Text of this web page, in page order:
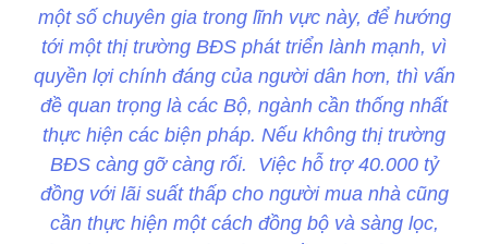
một số chuyên gia trong lĩnh vực này, để hướng
tới một thị trường BĐS phát triển lành mạnh, vì
quyền lợi chính đáng của người dân hơn, thì vấn
đề quan trọng là các Bộ, ngành cần thống nhất
thực hiện các biện pháp. Nếu không thị trường
BĐS càng gỡ càng rối. Việc hỗ trợ 40.000 tỷ
đồng với lãi suất thấp cho người mua nhà cũng
cần thực hiện một cách đồng bộ và sàng lọc,